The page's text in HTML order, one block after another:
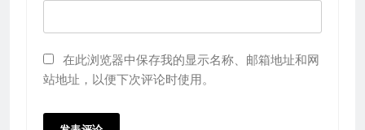
在此浏览器中保存我的显示名称、邮箱地址和网
站地址，以便下次评论时使用。